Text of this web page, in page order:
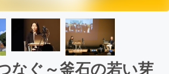
なぐ～釜石の若い芽